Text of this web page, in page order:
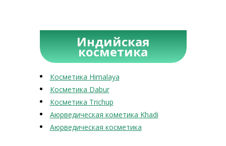
Индийская
косметика
Косметика Himalaya
Косметика Dabur
Косметика Trichup
Аюрведическая кометика Khadi
Аюрведическая косметика